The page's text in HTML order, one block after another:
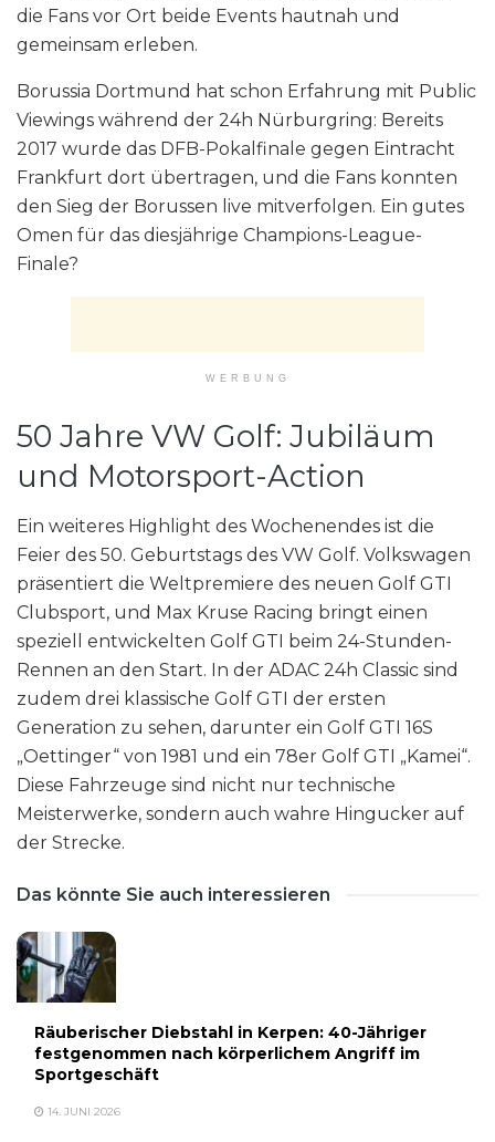
die Fans vor Ort beide Events hautnah und
gemeinsam erleben.
Borussia Dortmund hat schon Erfahrung mit Public
Viewings während der 24h Nürburgring: Bereits
2017 wurde das DFB-Pokalfinale gegen Eintracht
Frankfurt dort übertragen, und die Fans konnten
den Sieg der Borussen live mitverfolgen. Ein gutes
Omen für das diesjährige Champions-League-
Finale?
WERBUNG
50 Jahre VW Golf: Jubiläum
und Motorsport-Action
Ein weiteres Highlight des Wochenendes ist die
Feier des 50. Geburtstags des VW Golf. Volkswagen
präsentiert die Weltpremiere des neuen Golf GTI
Clubsport, und Max Kruse Racing bringt einen
speziell entwickelten Golf GTI beim 24-Stunden-
Rennen an den Start. In der ADAC 24h Classic sind
zudem drei klassische Golf GTI der ersten
Generation zu sehen, darunter ein Golf GTI 16S
„Oettinger“ von 1981 und ein 78er Golf GTI „Kamei“.
Diese Fahrzeuge sind nicht nur technische
Meisterwerke, sondern auch wahre Hingucker auf
der Strecke.
Das könnte Sie auch interessieren
Räuberischer Diebstahl in Kerpen: 40-Jähriger
festgenommen nach körperlichem Angriff im
Sportgeschäft
14. JUNI 2026